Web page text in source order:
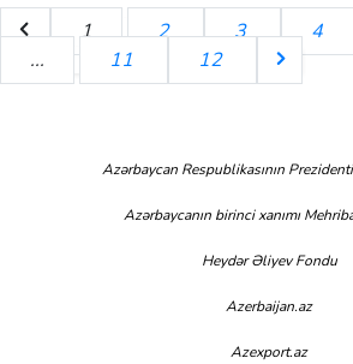
1 2 3 4
...
11 12
Azərbaycan Respublikasının
Azərbaycanın birinci xanımı
Heydər Əliyev Fondu
Azerbaijan.az
Azexport.az